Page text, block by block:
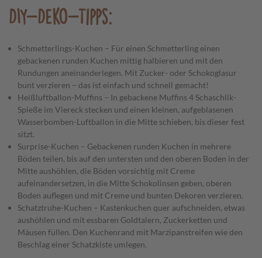
DIY-Deko-Tipps:
Schmetterlings-Kuchen – Für einen Schmetterling einen
gebackenen runden Kuchen mittig halbieren und mit den
Rundungen aneinanderlegen. Mit Zucker- oder Schokoglasur
bunt verzieren – das ist einfach und schnell gemacht!
Heißluftballon-Muffins – In gebackene Muffins 4 Schaschlik-
Spieße im Viereck stecken und einen kleinen, aufgeblasenen
Wasserbomben-Luftballon in die Mitte schieben, bis dieser fest
sitzt.
Surprise-Kuchen – Gebackenen runden Kuchen in mehrere
Böden teilen, bis auf den untersten und den oberen Boden in der
Mitte aushöhlen, die Böden vorsichtig mit Creme
aufeinandersetzen, in die Mitte Schokolinsen geben, oberen
Boden auflegen und mit Creme und bunten Dekoren verzieren.
Schatztruhe-Kuchen – Kastenkuchen quer aufschneiden, etwas
aushöhlen und mit essbaren Goldtalern, Zuckerketten und
Mäusen füllen. Den Kuchenrand mit Marzipanstreifen wie den
Beschlag einer Schatzkiste umlegen.